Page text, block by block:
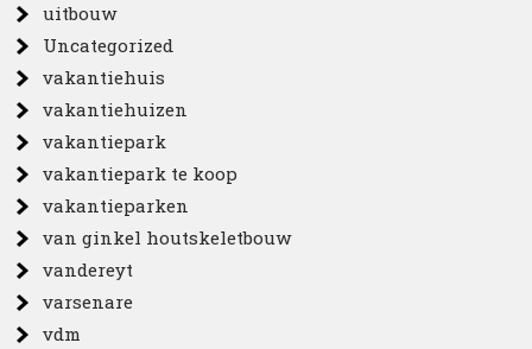
uitbouw
Uncategorized
vakantiehuis
vakantiehuizen
vakantiepark
vakantiepark te koop
vakantieparken
van ginkel houtskeletbouw
vandereyt
varsenare
vdm